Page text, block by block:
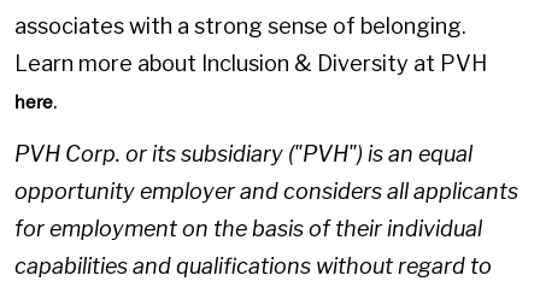
associates with a strong sense of belonging.
Learn more about Inclusion & Diversity at PVH
here.
PVH Corp. or its subsidiary ("PVH") is an equal
opportunity employer and considers all applicants
for employment on the basis of their individual
capabilities and qualifications without regard to